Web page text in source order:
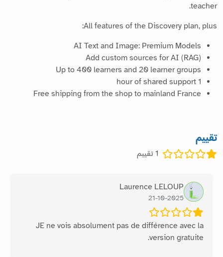
teacher.
All features of the Discovery plan, plus:
AI Text and Image: Premium Models
Add custom sources for AI (RAG)
Up to 400 learners and 20 learner groups
1 hour of shared support
Free shipping from the shop to mainland France
تقييم
1 تقييم
Laurence LELOUP
21-10-2025
JE ne vois absolument pas de différence avec la
version gratuite.